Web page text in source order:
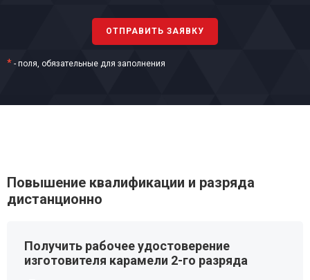
* - поля, обязательные для заполнения
Повышение квалификации и разряда
дистанционно
Получить рабочее удостоверение
изготовителя карамели 2-го разряда